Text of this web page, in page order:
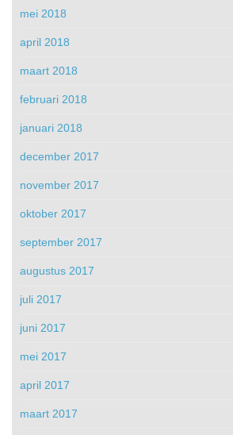
mei 2018
april 2018
maart 2018
februari 2018
januari 2018
december 2017
november 2017
oktober 2017
september 2017
augustus 2017
juli 2017
juni 2017
mei 2017
april 2017
maart 2017